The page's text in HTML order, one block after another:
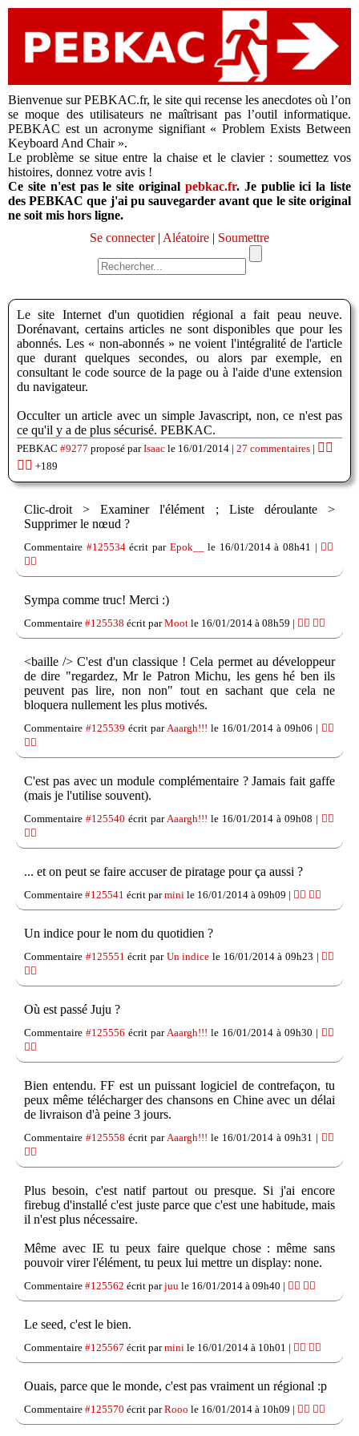
Bienvenue sur PEBKAC.fr, le site qui recense les anecdotes où l’on
se moque des utilisateurs ne maîtrisant pas l’outil informatique.
PEBKAC est un acronyme signifiant « Problem Exists Between
Keyboard And Chair ».
Le problème se situe entre la chaise et le clavier : soumettez vos
histoires, donnez votre avis !
Ce site n'est pas le site original pebkac.fr. Je publie ici la liste
des PEBKAC que j'ai pu sauvegarder avant que le site original
ne soit mis hors ligne.
Se connecter| Aléatoire | Soumettre
Le site Internet d'un quotidien régional a fait peau neuve.
Dorénavant, certains articles ne sont disponibles que pour les
abonnés. Les « non-abonnés » ne voient l'intégralité de l'article
que durant quelques secondes, ou alors par exemple, en
consultant le code source de la page ou à l'aide d'une extension
du navigateur.
Occulter un article avec un simple Javascript, non, ce n'est pas
ce qu'il y a de plus sécurisé. PEBKAC.
PEBKAC #9277 proposé parIsaac le 16/01/2014 | 27 commentaires | 👍🏽
👎🏽 +189
Clic-droit > Examiner l'élément ; Liste déroulante >
Supprimer le nœud ?
Commentaire #125534écrit par Epok__ le 16/01/2014 à 08h41 | 👍🏽
👎🏽
Sympa comme truc! Merci :)
Commentaire #125538 écrit parMoot le 16/01/2014 à 08h59 | 👍🏽 👎🏽
<baille /> C'est d'un classique ! Cela permet au développeur
de dire "regardez, Mr le Patron Michu, les gens hé ben ils
peuvent pas lire, non non" tout en sachant que cela ne
bloquera nullement les plus motivés.
Commentaire #125539 écrit parAaargh!!! le 16/01/2014 à 09h06 | 👍🏽
👎🏽
C'est pas avec un module complémentaire ? Jamais fait gaffe
(mais je l'utilise souvent).
Commentaire #125540 écrit parAaargh!!! le 16/01/2014 à 09h08 | 👍🏽
👎🏽
... et on peut se faire accuser de piratage pour ça aussi ?
Commentaire #125541 écrit parmini le 16/01/2014 à 09h09 | 👍🏽 👎🏽
Un indice pour le nom du quotidien ?
Commentaire #125551 écrit par Un indice le 16/01/2014 à 09h23 | 👍🏽
👎🏽
Où est passé Juju ?
Commentaire #125556 écrit parAaargh!!! le 16/01/2014 à 09h30 | 👍🏽
👎🏽
Bien entendu. FF est un puissant logiciel de contrefaçon, tu
peux même télécharger des chansons en Chine avec un délai
de livraison d'à peine 3 jours.
Commentaire #125558 écrit parAaargh!!! le 16/01/2014 à 09h31 | 👍🏽
👎🏽
Plus besoin, c'est natif partout ou presque. Si j'ai encore
firebug d'installé c'est juste parce que c'est une habitude, mais
il n'est plus nécessaire.
Même avec IE tu peux faire quelque chose : même sans
pouvoir virer l'élément, tu peux lui mettre un display: none.
Commentaire #125562 écrit parjuu le 16/01/2014 à 09h40 | 👍🏽 👎🏽
Le seed, c'est le bien.
Commentaire #125567 écrit parmini le 16/01/2014 à 10h01 | 👍🏽 👎🏽
Ouais, parce que le monde, c'est pas vraiment un régional :p
Commentaire #125570 écrit parRooo le 16/01/2014 à 10h09 | 👍🏽 👎🏽